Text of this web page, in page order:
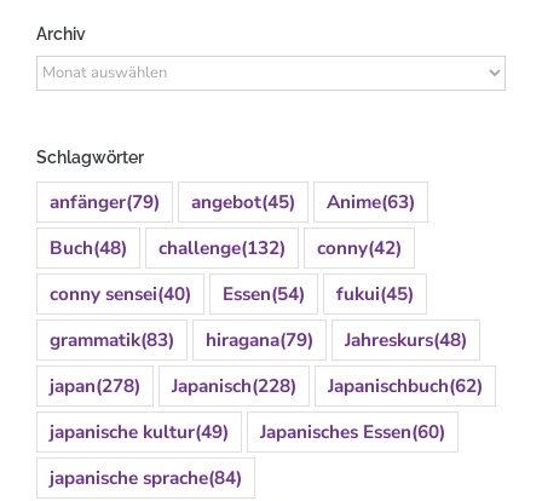
Archiv
Archiv
Schlagwörter
anfänger(79) angebot(45) Anime(63)
Buch(48) challenge(132) conny(42)
conny sensei(40) Essen(54) fukui(45)
grammatik(83) hiragana(79) Jahreskurs(48)
japan(278) Japanisch(228) Japanischbuch(62)
japanische kultur(49) Japanisches Essen(60)
japanische sprache(84)